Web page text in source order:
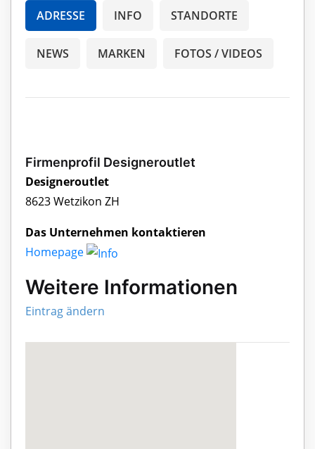
ADRESSE INFO STANDORTE
NEWS MARKEN FOTOS / VIDEOS
Firmenprofil Designeroutlet
Designeroutlet
8623 Wetzikon ZH
Das Unternehmen kontaktieren
Homepage
Weitere Informationen
Eintrag ändern